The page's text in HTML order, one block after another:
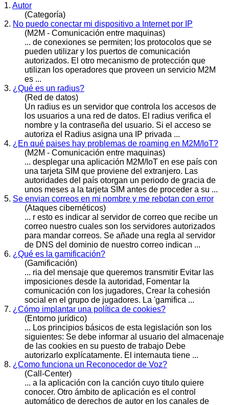
1. Autor
(Categoría)
2. No puedo conectar mi dispositivo a Internet por IP
(M2M - Comunicación entre maquinas)
... de conexiones se permiten; los protocolos que se
pueden utilizar y los puertos de comunicación
autorizados. El otro mecanismo de protección que
utilizan los operadores que proveen un servicio M2M
es ...
3. ¿Qué es un radius?
(Red de datos)
Un radius es un servidor que controla los accesos de
los usuarios a una red de datos. El radius verifica el
nombre y la contraseña del usuario. Si el acceso se
autoriza el Radius asigna una IP privada ...
4. ¿En qué paises hay problemas de roaming en M2M/IoT?
(M2M - Comunicación entre maquinas)
... desplegar una aplicación M2M/IoT en ese país con
una tarjeta SIM que proviene del extranjero. Las
autoridades del país otorgan un periodo de gracia de
unos meses a la tarjeta SIM antes de proceder a su ...
5. Se envian correos en mi nombre y me rebotan con error
(Ataques cibernéticos)
... r esto es indicar al servidor de correo que recibe un
correo nuestro cuales son los servidores autorizados
para mandar correos. Se añade una regla al servidor
de DNS del dominio de nuestro correo indican ...
6. ¿Qué es la gamificación?
(Gamificación)
... ria del mensaje que queremos transmitir Evitar las
imposiciones desde la autoridad, Fomentar la
comunicación con los jugadores, Crear la cohesión
social en el grupo de jugadores. La 'gamifica ...
7. ¿Cómo implantar una política de cookies?
(Entorno jurídico)
... Los principios básicos de esta legislación son los
siguientes: Se debe informar al usuario del almacenaje
de las cookies en su puesto de trabajo Debe
autorizarlo explícatamente. El internauta tiene ...
8. ¿Como funciona un Reconocedor de Voz?
(Call-Center)
... a la aplicación con la canción cuyo titulo quiere
conocer. Otro ámbito de aplicación es el control
automático de derechos de autor en los canales de